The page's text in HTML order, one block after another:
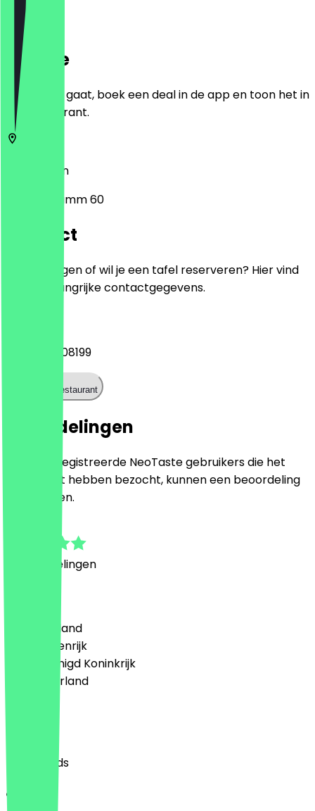
Locatie
Voordat je gaat, boek een deal in de app en toon het in
het restaurant.
Berlijn
Mehringdamm 60
Contact
Heb je vragen of wil je een tafel reserveren? Hier vind
je alle belangrijke contactgegevens.
+493077008199
Bel het restaurant
Beoordelingen
Alleen geregistreerde NeoTaste gebruikers die het
restaurant hebben bezocht, kunnen een beoordeling
achterlaten.
Beoordelingen
🇩🇪 Duitsland
🇦🇹 Oostenrijk
🇬🇧 Verenigd Koninkrijk
🇳🇱 Nederland
English
Nederlands
Over